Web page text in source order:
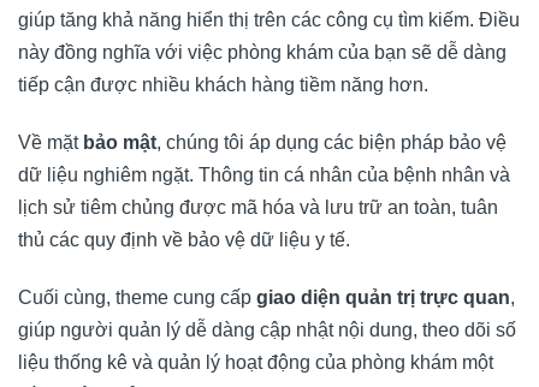
giúp tăng khả năng hiển thị trên các công cụ tìm kiếm. Điều
này đồng nghĩa với việc phòng khám của bạn sẽ dễ dàng
tiếp cận được nhiều khách hàng tiềm năng hơn.
Về mặt bảo mật, chúng tôi áp dụng các biện pháp bảo vệ
dữ liệu nghiêm ngặt. Thông tin cá nhân của bệnh nhân và
lịch sử tiêm chủng được mã hóa và lưu trữ an toàn, tuân
thủ các quy định về bảo vệ dữ liệu y tế.
Cuối cùng, theme cung cấp giao diện quản trị trực quan,
giúp người quản lý dễ dàng cập nhật nội dung, theo dõi số
liệu thống kê và quản lý hoạt động của phòng khám một